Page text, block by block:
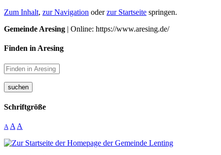
Zum Inhalt, zur Navigation oderzur Startseite springen.
Gemeinde Aresing | Online: https://www.aresing.de/
Finden in Aresing
suchen
Schriftgröße
A A A